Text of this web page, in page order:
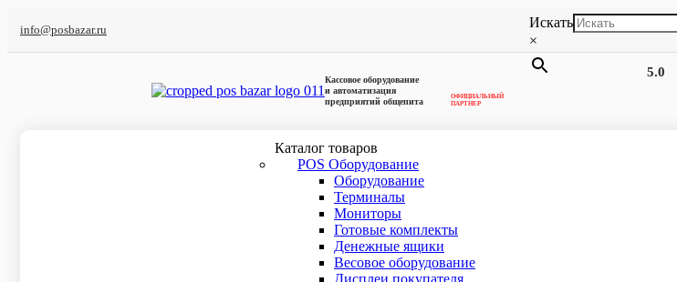
info@posbazar.ru
Искать
×
Кассовое оборудование
и автоматизация
предприятий общепита
ОФИЦИАЛЬНЫЙ
ПАРТНЕР
5.0
Каталог товаров
POS Оборудование
Оборудование
Терминалы
Мониторы
Готовые комплекты
Денежные ящики
Весовое оборудование
Дисплеи покупателя